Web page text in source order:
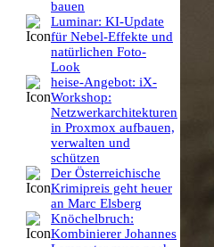
bauen
Luminar: KI-Update
für Nebel-Effekte und
natürlichen Foto-
Look
heise-Angebot: iX-
Workshop:
Netzwerkarchitekturen
in Proxmox aufbauen,
verwalten und
schützen
Der Österreichische
Krimipreis geht heuer
an Marc Elsberg
Knöchelbruch:
Kombinierer Johannes